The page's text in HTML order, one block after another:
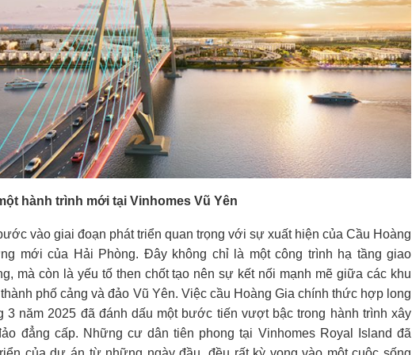
hành trình mới tại Vinhomes Vũ Yên
vào giai đoạn phát triển quan trọng với sự xuất hiện của Cầu Hoàng
mới của Hải Phòng. Đây không chỉ là một công trình hạ tầng giao
mà còn là yếu tố then chốt tạo nên sự kết nối mạnh mẽ giữa các khu
phố cảng và đảo Vũ Yên. Việc cầu Hoàng Gia chính thức hợp long
3 năm 2025 đã đánh dấu một bước tiến vượt bậc trong hành trình xây
đẳng cấp. Những cư dân tiên phong tại Vinhomes Royal Island đã